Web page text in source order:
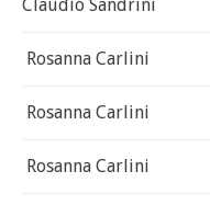
Claudio Sandrini
Rosanna Carlini
Rosanna Carlini
Rosanna Carlini